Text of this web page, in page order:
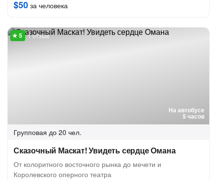
$50 за человека
На автобусе
5 часов
1 отзыв
Групповая до 20 чел.
Сказочный Маскат! Увидеть сердце Омана
От колоритного восточного рынка до мечети и
Королевского оперного театра